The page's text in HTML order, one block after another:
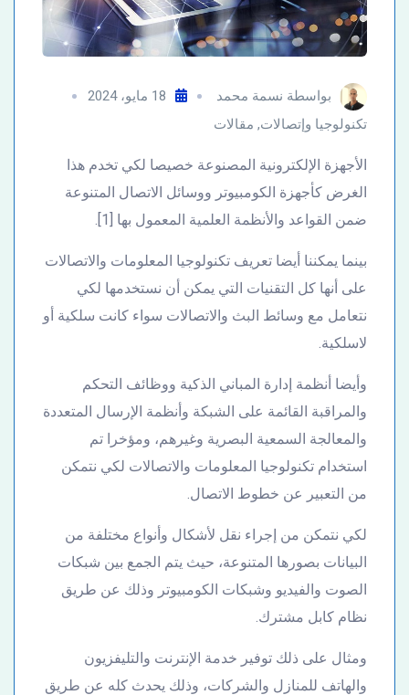
بواسطة نسمة محمد
18 مايو، 2024
تكنولوجيا وإتصالات, مقالات
الأجهزة الإلكترونية المصنوعة خصيصا لكي تخدم هذا
الغرض كأجهزة الكومبيوتر ووسائل الاتصال المتنوعة
ضمن القواعد والأنظمة العلمية المعمول بها [1].
بينما يمكننا أيضا تعريف تكنولوجيا المعلومات والاتصالات
على أنها كل التقنيات التي يمكن أن نستخدمها لكي
نتعامل مع وسائط البث والاتصالات سواء كانت سلكية أو
لاسلكية.
وأيضا أنظمة إدارة المباني الذكية ووظائف التحكم
والمراقبة القائمة على الشبكة وأنظمة الإرسال المتعددة
والمعالجة السمعية البصرية وغيرهم، ومؤخرا تم
استخدام تكنولوجيا المعلومات والاتصالات لكي نتمكن
من التعبير عن خطوط الاتصال.
لكي نتمكن من إجراء نقل لأشكال وأنواع مختلفة من
البيانات بصورها المتنوعة، حيث يتم الجمع بين شبكات
الصوت والفيديو وشبكات الكومبيوتر وذلك عن طريق
نظام كابل مشترك.
ومثال على ذلك توفير خدمة الإنترنت والتليفزيون
والهاتف للمنازل والشركات، وذلك يحدث كله عن طريق